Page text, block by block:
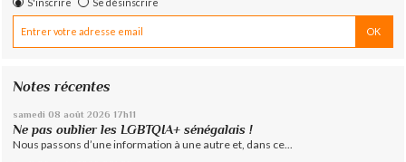
Notes récentes
samedi 08 août 2026 17h11
Ne pas oublier les LGBTQIA+ sénégalais !
Nous passons d’une information à une autre et, dans ce...